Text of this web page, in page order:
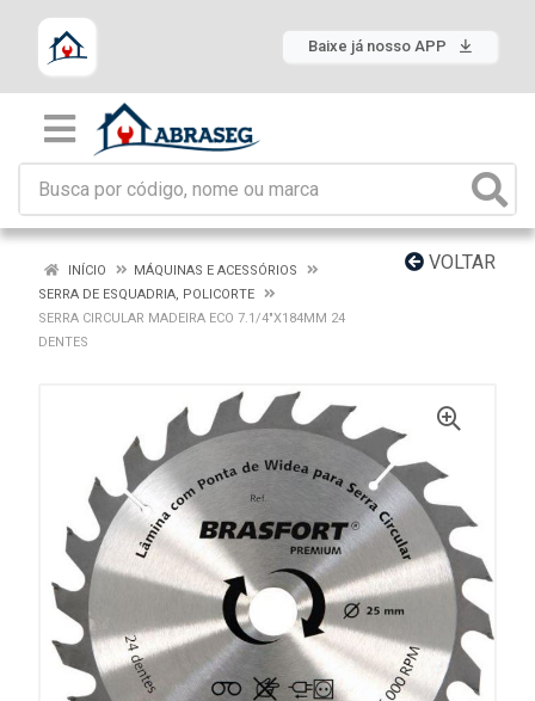
Baixe já nosso APP
VOLTAR
INÍCIO
MÁQUINAS E ACESSÓRIOS
SERRA DE ESQUADRIA, POLICORTE
SERRA CIRCULAR MADEIRA ECO 7.1/4"X184MM 24
DENTES